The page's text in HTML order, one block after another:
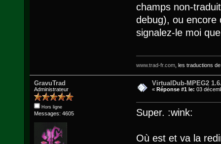
champs non-
debug), ou encore
signalez-le moi
www.trad-fr.com, les traductions
GravuTrad
Administrateur
Hors ligne
Messages: 4605
VirtualDub-MPEG2
«Réponse #1 le: 03
Super. :wink:
Où est et va la